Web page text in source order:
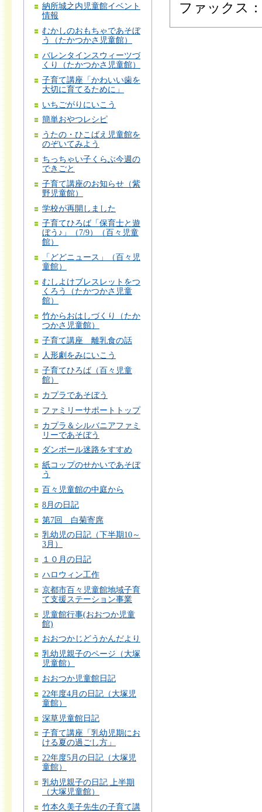
納所城之内児童館イベント
情報
むかしのおもちゃであそぼ
う（たかつかさ児童館）
バレンタインスウィーツづ
くり（たかつかさ児童館）
子育て講座「かわいい歯を
大切に育てるために」
いちごがりにいこう
簡単おやつレシピ
うたの・ひこばえ児童館を
のぞいてみよう
ちっちゃい子くらぶ今週の
できごと
子育て講座のお知らせ（紫
野児童館）
学校が再開しました
子育てひろば「保育士と遊
ぼう♪」（7/9）（百々児童
館）
「どどニュース」（百々児
童館）
むしよけブレスレットをつ
くろう（たかつかさ児童
館）
竹からおはしづくり（たか
つかさ児童館）
子育て講座 離乳食の話
人形劇をみにいこう
子育てひろば（百々児童
館）
カプラであそぼう
ファミリーサポートトップ
カプラ＆シルバニアファミ
リーであそぼう
ダンボール迷路をすすめ
紙コップのせかいであそぼ
う
百々児童館の中庭から
8月の日記
第7回 白菊寄席
乳幼児の日記（下半期10～
3月）
１０月の日記
ハロウィン工作
京都市百々児童館地域子育
て支援ステーション事業
児童館行事(おおつか児童
館)
おおつかじどうかんだより
乳幼児親子のページ（大塚
児童館）
おおつか児童館日記
22年度4月の日記（大塚児
童館）
深草児童館日記
子育て講座「乳幼児期にお
ける夏の過ごし方」
22年度5月の日記（大塚児
童館）
乳幼児親子の日記 上半期
（大塚児童館）
竹本久美子先生の子育て講
ファックス